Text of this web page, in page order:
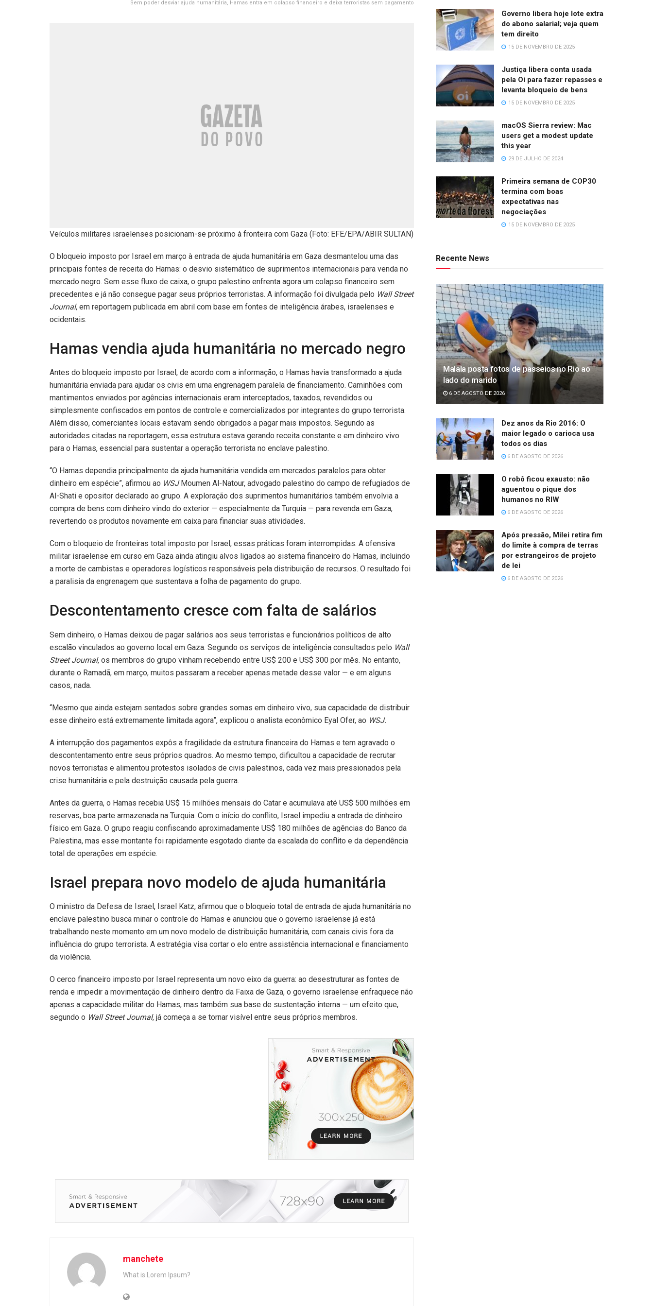
Sem poder desviar ajuda humanitária, Hamas entra em colapso financeiro e deixa terroristas sem pagamento
Veículos militares israelenses posicionam-se próximo à fronteira com Gaza (Foto: EFE/EPA/ABIR SULTAN)
O bloqueio imposto por Israel em março à entrada de ajuda humanitária em Gaza desmantelou uma das
principais fontes de receita do Hamas: o desvio sistemático de suprimentos internacionais para venda no
mercado negro. Sem esse fluxo de caixa, o grupo palestino enfrenta agora um colapso financeiro sem
precedentes e já não consegue pagar seus próprios terroristas. A informação foi divulgada pelo Wall Street
Journal, em reportagem publicada em abril com base em fontes de inteligência árabes, israelenses e
ocidentais.
Hamas vendia ajuda humanitária no mercado negro
Antes do bloqueio imposto por Israel, de acordo com a informação, o Hamas havia transformado a ajuda
humanitária enviada para ajudar os civis em uma engrenagem paralela de financiamento. Caminhões com
mantimentos enviados por agências internacionais eram interceptados, taxados, revendidos ou
simplesmente confiscados em pontos de controle e comercializados por integrantes do grupo terrorista.
Além disso, comerciantes locais estavam sendo obrigados a pagar mais impostos. Segundo as
autoridades citadas na reportagem, essa estrutura estava gerando receita constante e em dinheiro vivo
para o Hamas, essencial para sustentar a operação terrorista no enclave palestino.
“O Hamas dependia principalmente da ajuda humanitária vendida em mercados paralelos para obter
dinheiro em espécie”, afirmou ao WSJMoumen Al-Natour, advogado palestino do campo de refugiados de
Al-Shati e opositor declarado ao grupo. A exploração dos suprimentos humanitários também envolvia a
compra de bens com dinheiro vindo do exterior — especialmente da Turquia — para revenda em Gaza,
revertendo os produtos novamente em caixa para financiar suas atividades.
Com o bloqueio de fronteiras total imposto por Israel, essas práticas foram interrompidas. A ofensiva
militar israelense em curso em Gaza ainda atingiu alvos ligados ao sistema financeiro do Hamas, incluindo
a morte de cambistas e operadores logísticos responsáveis pela distribuição de recursos. O resultado foi
a paralisia da engrenagem que sustentava a folha de pagamento do grupo.
Descontentamento cresce com falta de salários
Sem dinheiro, o Hamas deixou de pagar salários aos seus terroristas e funcionários políticos de alto
escalão vinculados ao governo local em Gaza. Segundo os serviços de inteligência consultados pelo Wall
Street Journal, os membros do grupo vinham recebendo entre US$ 200 e US$ 300 por mês. No entanto,
durante o Ramadã, em março, muitos passaram a receber apenas metade desse valor — e em alguns
casos, nada.
“Mesmo que ainda estejam sentados sobre grandes somas em dinheiro vivo, sua capacidade de distribuir
esse dinheiro está extremamente limitada agora”, explicou o analista econômico Eyal Ofer, ao WSJ.
A interrupção dos pagamentos expôs a fragilidade da estrutura financeira do Hamas e tem agravado o
descontentamento entre seus próprios quadros. Ao mesmo tempo, dificultou a capacidade de recrutar
novos terroristas e alimentou protestos isolados de civis palestinos, cada vez mais pressionados pela
crise humanitária e pela destruição causada pela guerra.
Antes da guerra, o Hamas recebia US$ 15 milhões mensais do Catar e acumulava até US$ 500 milhões em
reservas, boa parte armazenada na Turquia. Com o início do conflito, Israel impediu a entrada de dinheiro
físico em Gaza. O grupo reagiu confiscando aproximadamente US$ 180 milhões de agências do Banco da
Palestina, mas esse montante foi rapidamente esgotado diante da escalada do conflito e da dependência
total de operações em espécie.
Israel prepara novo modelo de ajuda humanitária
O ministro da Defesa de Israel, Israel Katz, afirmou que o bloqueio total de entrada de ajuda humanitária no
enclave palestino busca minar o controle do Hamas e anunciou que o governo israelense já está
trabalhando neste momento em um novo modelo de distribuição humanitária, com canais civis fora da
influência do grupo terrorista. A estratégia visa cortar o elo entre assistência internacional e financiamento
da violência.
O cerco financeiro imposto por Israel representa um novo eixo da guerra: ao desestruturar as fontes de
renda e impedir a movimentação de dinheiro dentro da Faixa de Gaza, o governo israelense enfraquece não
apenas a capacidade militar do Hamas, mas também sua base de sustentação interna — um efeito que,
segundo o Wall Street Journal, já começa a se tornar visível entre seus próprios membros.
manchete
What is Lorem Ipsum?
Governo libera hoje lote extra
do abono salarial; veja quem
tem direito
15 DE NOVEMBRO DE 2025
Justiça libera conta usada
pela Oi para fazer repasses e
levanta bloqueio de bens
15 DE NOVEMBRO DE 2025
macOS Sierra review: Mac
users get a modest update
this year
29 DE JULHO DE 2024
Primeira semana de COP30
termina com boas
expectativas nas
negociações
15 DE NOVEMBRO DE 2025
Recente News
Malala posta fotos de passeios no Rio ao
lado do marido
6 DE AGOSTO DE 2026
Dez anos da Rio 2016: O
maior legado o carioca usa
todos os dias
6 DE AGOSTO DE 2026
O robô ficou exausto: não
aguentou o pique dos
humanos no RIW
6 DE AGOSTO DE 2026
Após pressão, Milei retira fim
do limite à compra de terras
por estrangeiros de projeto
de lei
6 DE AGOSTO DE 2026